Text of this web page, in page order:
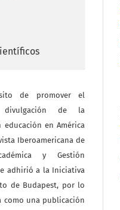
de promover el
de la
educación en América
Iberoamericana de
y Gestión
adhirió a la Iniciativa
de Budapest, por lo
como una publicación